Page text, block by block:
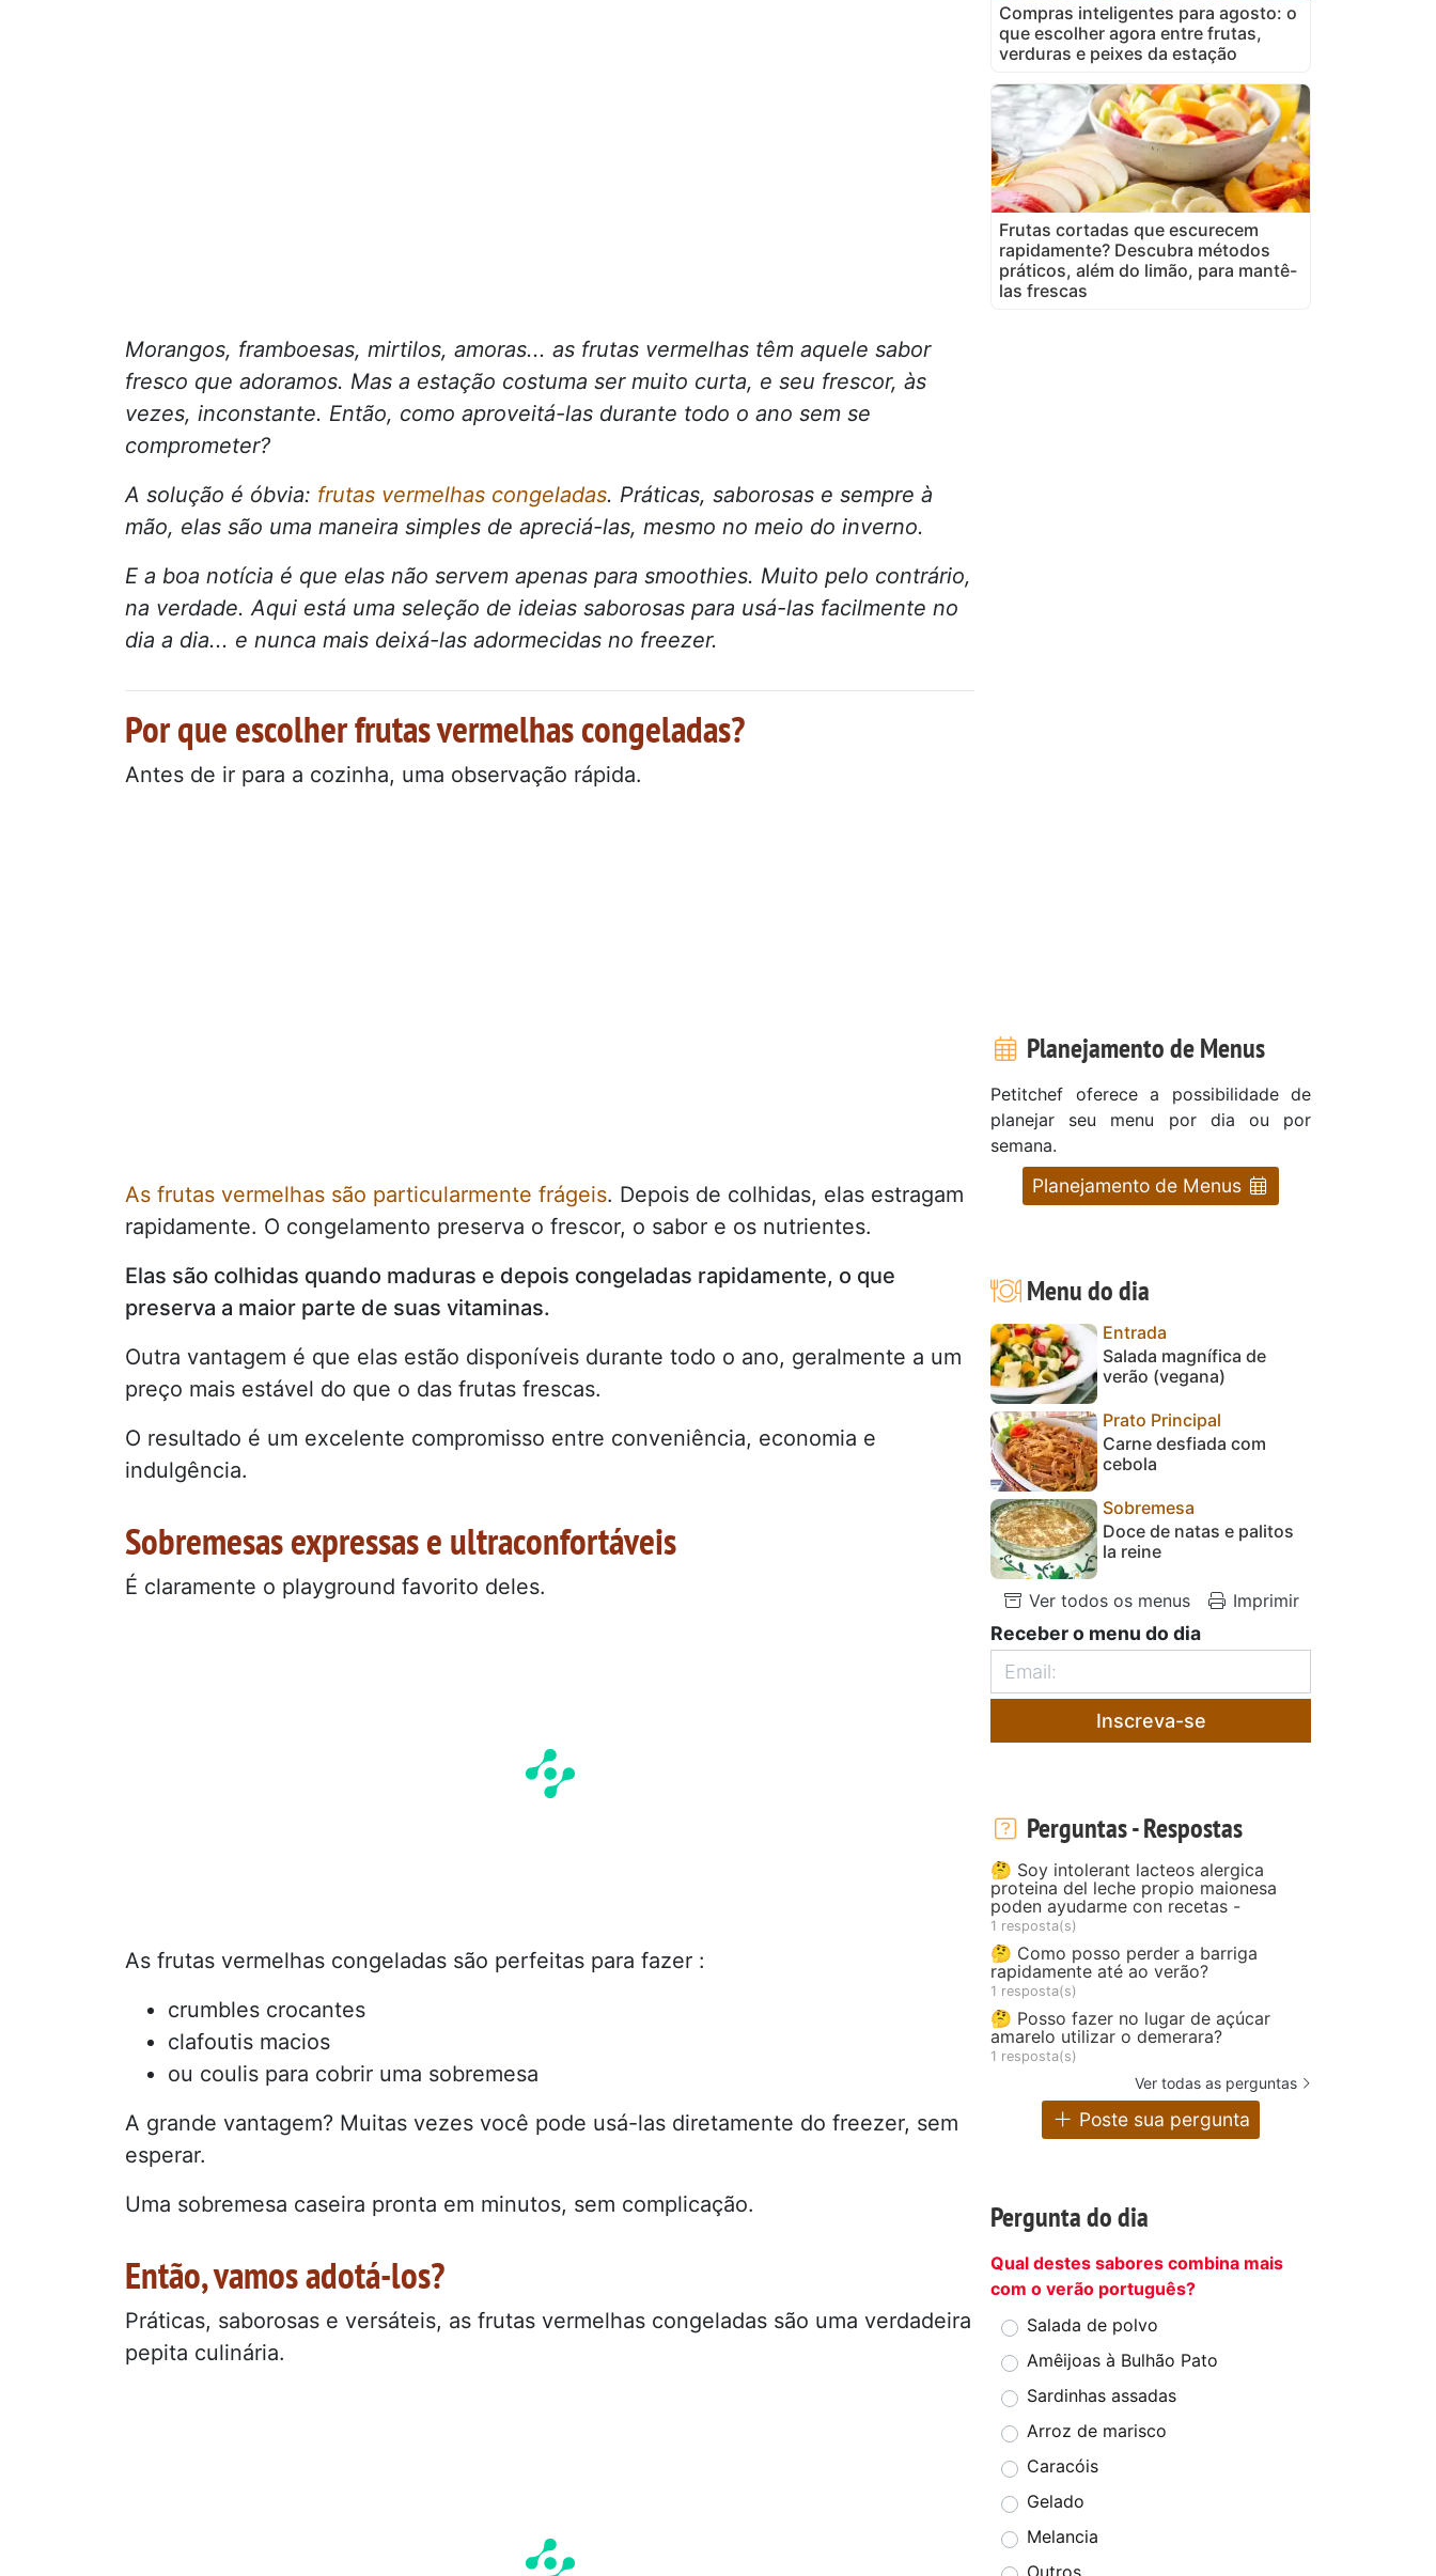
Morangos, framboesas, mirtilos, amoras... as frutas vermelhas têm aquele sabor
fresco que adoramos. Mas a estação costuma ser muito curta, e seu frescor, às
vezes, inconstante. Então, como aproveitá-las durante todo o ano sem se
comprometer?
A solução é óbvia: frutas vermelhas congeladas. Práticas, saborosas e sempre à
mão, elas são uma maneira simples de apreciá-las, mesmo no meio do inverno.
E a boa notícia é que elas não servem apenas para smoothies. Muito pelo contrário,
na verdade. Aqui está uma seleção de ideias saborosas para usá-las facilmente no
dia a dia... e nunca mais deixá-las adormecidas no freezer.
Por que escolher frutas vermelhas congeladas?
Antes de ir para a cozinha, uma observação rápida.
As frutas vermelhas são particularmente frágeis. Depois de colhidas, elas estragam
rapidamente. O congelamento preserva o frescor, o sabor e os nutrientes.
Elas são colhidas quando maduras e depois congeladas rapidamente, o que
preserva a maior parte de suas vitaminas.
Outra vantagem é que elas estão disponíveis durante todo o ano, geralmente a um
preço mais estável do que o das frutas frescas.
O resultado é um excelente compromisso entre conveniência, economia e
indulgência.
Sobremesas expressas e ultraconfortáveis
É claramente o playground favorito deles.
As frutas vermelhas congeladas são perfeitas para fazer :
crumbles crocantes
clafoutis macios
ou coulis para cobrir uma sobremesa
A grande vantagem? Muitas vezes você pode usá-las diretamente do freezer, sem
esperar.
Uma sobremesa caseira pronta em minutos, sem complicação.
Então, vamos adotá-los?
Práticas, saborosas e versáteis, as frutas vermelhas congeladas são uma verdadeira
pepita culinária.
Compras inteligentes para agosto: o
que escolher agora entre frutas,
verduras e peixes da estação
Frutas cortadas que escurecem
rapidamente? Descubra métodos
práticos, além do limão, para mantê-
las frescas
Planejamento de Menus
Petitchef oferece a possibilidade de
planejar seu menu por dia ou por
semana.
Planejamento de Menus
Menu do dia
Entrada
Salada magnífica de
verão (vegana)
Prato Principal
Carne desfiada com
cebola
Sobremesa
Doce de natas e palitos
la reine
Ver todos os menus Imprimir
Receber o menu do dia
Inscreva-se
Perguntas - Respostas
🤔 Soy intolerant lacteos alergica
proteina del leche propio maionesa
poden ayudarme con recetas -
1 resposta(s)
🤔 Como posso perder a barriga
rapidamente até ao verão?
1 resposta(s)
🤔 Posso fazer no lugar de açúcar
amarelo utilizar o demerara?
1 resposta(s)
Ver todas as perguntas
Poste sua pergunta
Pergunta do dia
Qual destes sabores combina mais
com o verão português?
Salada de polvo
Amêijoas à Bulhão Pato
Sardinhas assadas
Arroz de marisco
Caracóis
Gelado
Melancia